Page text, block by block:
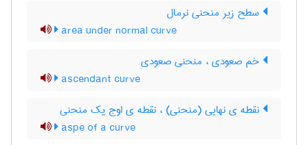
سطح زیر منحنی نرمال
area under normal curve
خم صعودی ، منحنی صعودی
ascendant curve
نقطه ی نهایی (منحنی) ، نقطه ی اوج یک منحنی
aspe of a curve